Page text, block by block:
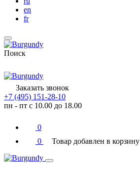
en
fr
Поиск
Заказать звонок
+7 (495) 151-28-10
пн - пт с 10.00 до 18.00
0
0
Товар добавлен в корзину